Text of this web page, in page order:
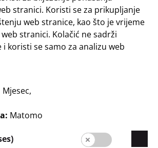
1 €
2 €
stranici. Koristi se za prikupljanje
web stranice, kao što je vrijeme
stranici. Kolačić ne sadrži
koristi se samo za analizu web
Mjesec,
Matomo